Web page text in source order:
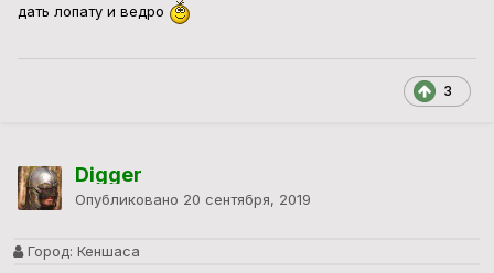
дать лопату и ведро
3
Digger
Опубликовано 20 сентября, 2019
Город: Кеншаса